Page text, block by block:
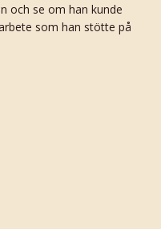
och se om han kunde
som han stötte på